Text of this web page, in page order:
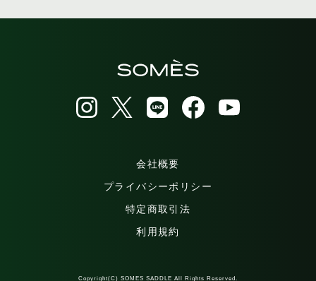
会社概要
プライバシーポリシー
特定商取引法
利用規約
Copyright(C) SOMES SADDLE All Rights Reserved.